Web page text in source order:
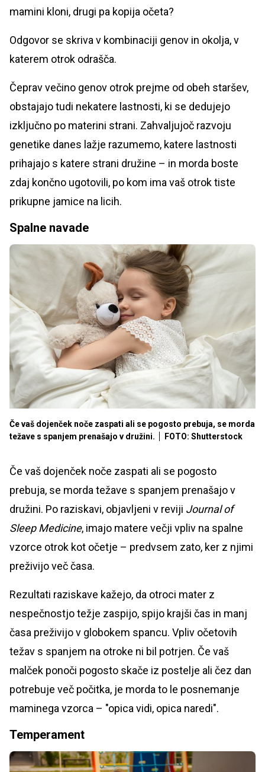
mamini kloni, drugi pa kopija očeta?
Odgovor se skriva v kombinaciji genov in okolja, v
katerem otrok odrašča.
Čeprav večino genov otrok prejme od obeh staršev,
obstajajo tudi nekatere lastnosti, ki se dedujejo
izključno po materini strani. Zahvaljujoč razvoju
genetike danes lažje razumemo, katere lastnosti
prihajajo s katere strani družine – in morda boste
zdaj končno ugotovili, po kom ima vaš otrok tiste
prikupne jamice na licih.
Spalne navade
Če vaš dojenček noče zaspati ali se pogosto prebuja, se morda
težave s spanjem prenašajo v družini.
FOTO: Shutterstock
Če vaš dojenček noče zaspati ali se pogosto
prebuja, se morda težave s spanjem prenašajo v
družini. Po raziskavi, objavljeni v reviji Journal of
Sleep Medicine, imajo matere večji vpliv na spalne
vzorce otrok kot očetje – predvsem zato, ker z njimi
preživijo več časa.
Rezultati raziskave kažejo, da otroci mater z
nespečnostjo težje zaspijo, spijo krajši čas in manj
časa preživijo v globokem spancu. Vpliv očetovih
težav s spanjem na otroke ni bil potrjen. Če vaš
malček ponoči pogosto skače iz postelje ali čez dan
potrebuje več počitka, je morda to le posnemanje
maminega vzorca – "opica vidi, opica naredi".
Temperament